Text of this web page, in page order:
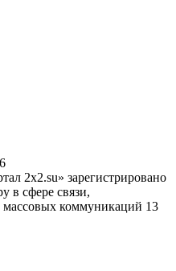
2x2.su» зарегистрировано
в сфере связи,
коммуникаций 13